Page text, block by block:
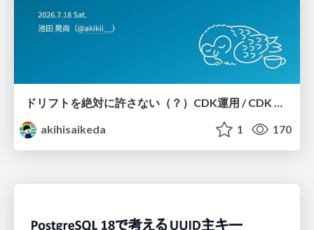
ドリフトを絶対に許さない（？）CDK運用 / CDK Ops with Zero Tolerance for Drifts (?)
akihisaikeda
1 170